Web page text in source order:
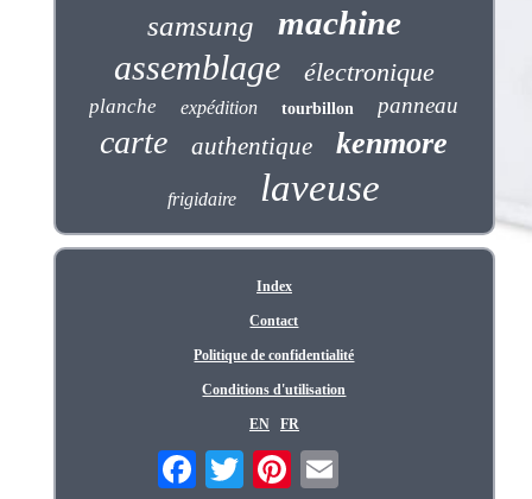
samsung machine
assemblage électronique
planche expédition tourbillon panneau
carte authentique kenmore
frigidaire laveuse
Index
Contact
Politique de confidentialité
Conditions d'utilisation
EN FR